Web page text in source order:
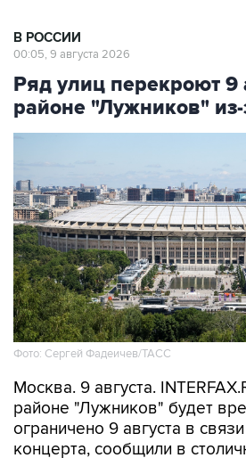
Ряд улиц перекроют 9
районе "Лужников" из-
Фото: Сергей Фадеичев/ТАСС
Москва. 9 августа.
ограничено 9 августа в
концерта, сообщили в
транспорта.